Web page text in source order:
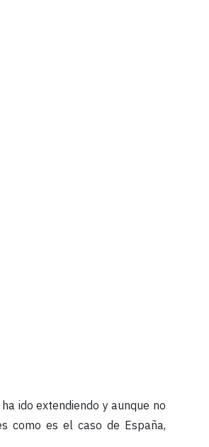
ido extendiendo y aunque no
como es el caso de España,